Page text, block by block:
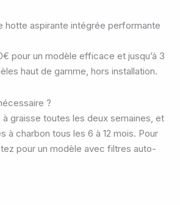
hotte aspirante intégrée performante
pour un modèle efficace et jusqu’à 3
haut de gamme, hors installation.
?
graisse toutes les deux semaines, et
à charbon tous les 6 à 12 mois. Pour
pour un modèle avec filtres auto-